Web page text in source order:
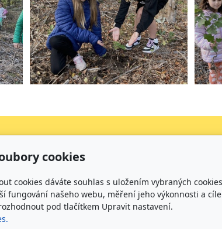
Kontakt
+420 734 316 620 - Ředitel školy
+420 733 539 322 - Zástupce
cookies
cookies dáváte souhlas s uložením vybraných
fungování našeho webu, měření jeho výkonnosti a
pod tlačítkem Upravit nastavení.